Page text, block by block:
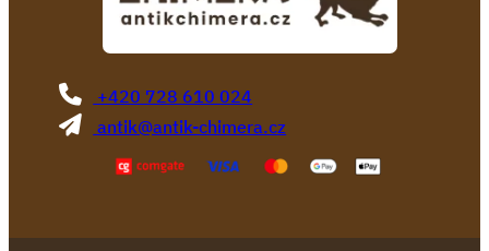
+420 728 610 024
antik@antik-chimera.cz